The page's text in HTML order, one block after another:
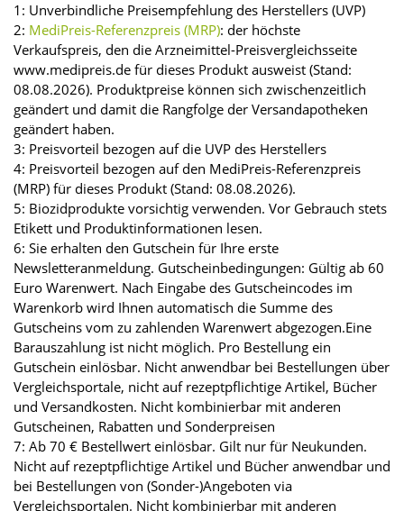
1: Unverbindliche Preisempfehlung des Herstellers (UVP)
2: MediPreis-Referenzpreis (MRP): der höchste
Verkaufspreis, den die Arzneimittel-Preisvergleichsseite
www.medipreis.de für dieses Produkt ausweist (Stand:
08.08.2026). Produktpreise können sich zwischenzeitlich
geändert und damit die Rangfolge der Versandapotheken
geändert haben.
3: Preisvorteil bezogen auf die UVP des Herstellers
4: Preisvorteil bezogen auf den MediPreis-Referenzpreis
(MRP) für dieses Produkt (Stand: 08.08.2026).
5: Biozidprodukte vorsichtig verwenden. Vor Gebrauch stets
Etikett und Produktinformationen lesen.
6: Sie erhalten den Gutschein für Ihre erste
Newsletteranmeldung. Gutscheinbedingungen: Gültig ab 60
Euro Warenwert. Nach Eingabe des Gutscheincodes im
Warenkorb wird Ihnen automatisch die Summe des
Gutscheins vom zu zahlenden Warenwert abgezogen.Eine
Barauszahlung ist nicht möglich. Pro Bestellung ein
Gutschein einlösbar. Nicht anwendbar bei Bestellungen über
Vergleichsportale, nicht auf rezeptpflichtige Artikel, Bücher
und Versandkosten. Nicht kombinierbar mit anderen
Gutscheinen, Rabatten und Sonderpreisen
7: Ab 70 € Bestellwert einlösbar. Gilt nur für Neukunden.
Nicht auf rezeptpflichtige Artikel und Bücher anwendbar und
bei Bestellungen von (Sonder-)Angeboten via
Vergleichsportalen. Nicht kombinierbar mit anderen